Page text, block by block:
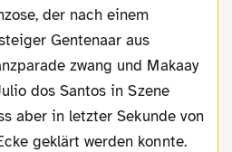
der nach einem
Gentenaar aus
zwang und Makaay
dos Santos in Szene
aber in letzter Sekunde von
geklärt werden konnte.